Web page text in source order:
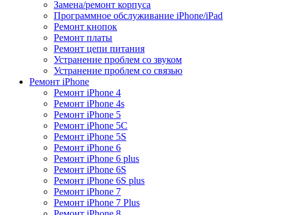
Замена/ремонт корпуса
Программное обслуживание iPhone/iPad
Ремонт кнопок
Ремонт платы
Ремонт цепи питания
Устранение проблем со звуком
Устранение проблем со связью
Ремонт iPhone
Ремонт iPhone 4
Ремонт iPhone 4s
Ремонт iPhone 5
Ремонт iPhone 5C
Ремонт iPhone 5S
Ремонт iPhone 6
Ремонт iPhone 6 plus
Ремонт iPhone 6S
Ремонт iPhone 6S plus
Ремонт iPhone 7
Ремонт iPhone 7 Plus